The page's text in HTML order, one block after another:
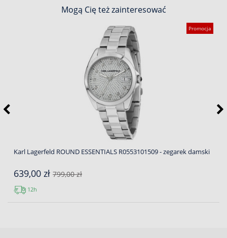
Mogą Cię też zainteresować
Promocja
Karl Lagerfeld ROUND ESSENTIALS R0553101509 - zegarek damski
639,00 zł 799,00 zł
12h